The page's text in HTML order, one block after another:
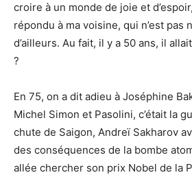
croire à un monde de joie et
répondu à ma voisine, qui n’est pas
d’ailleurs. Au fait, il y a 50 ans, il
?
En 75, on a dit adieu à Joséphine
Michel Simon et Pasolini, c’était la
chute de Saigon, Andreï Sakharov
des conséquences de la bombe
allée chercher son prix Nobel de la